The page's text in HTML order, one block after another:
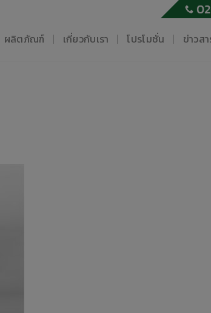
ผลิตภัณฑ์ เกี่ยวกับเรา โปรโมชั่น ข่าวส